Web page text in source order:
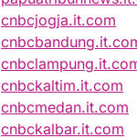
cnbcjogja.it.com
cnbckaltim.it.com
cnbcmedan.it.com
cnbckalbar.it.com